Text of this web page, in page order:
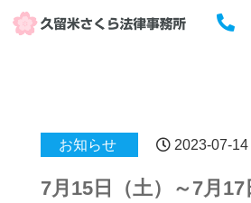
お知らせ 2023-07-14
7月15日（土）～7月